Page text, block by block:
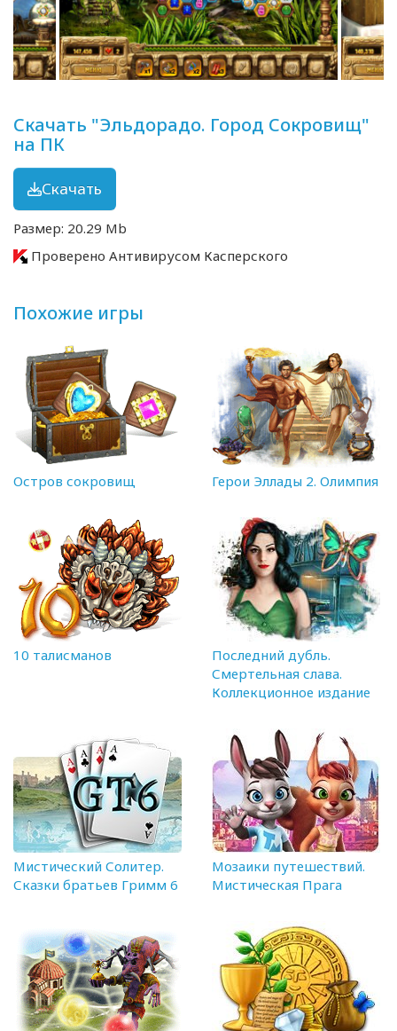
Скачать "Эльдорадо. Город Сокровищ"
на ПК
Скачать
Размер: 20.29 Mb
Проверено Антивирусом Касперского
Похожие игры
Остров сокровищ Герои Эллады 2. Олимпия
10 талисманов
Последний дубль.
Смертельная слава.
Коллекционное издание
Мистический Солитер.
Сказки братьев Гримм 6
Мозаики путешествий.
Мистическая Прага